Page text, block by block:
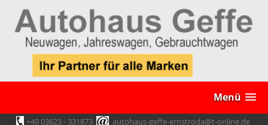
Menü
+49 03623 - 331873
autohaus-geffe-ernstroda@t-online.de